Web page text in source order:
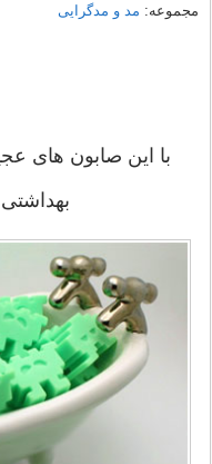
مجموعه: مد و مدگرایی
با این صابون های
بهداشتی